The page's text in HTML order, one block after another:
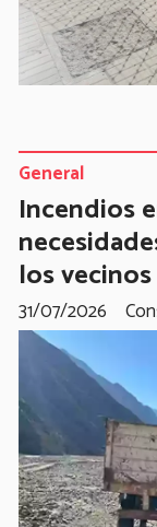
Incendios
los
General
31/07/2026